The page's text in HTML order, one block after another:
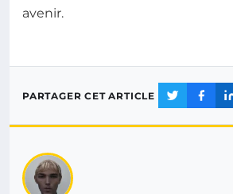
avenir.
PARTAGER CET ARTICLE